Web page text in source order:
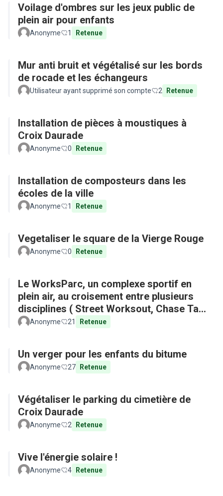
Voilage d'ombres sur les jeux public de
plein air pour enfants
Anonyme 1 Retenue
Mur anti bruit et végétalisé sur les bords
de rocade et les échangeurs
Utilisateur ayant supprimé son compte 2 Retenue
Installation de pièces à moustiques à
Croix Daurade
Anonyme 0 Retenue
Installation de composteurs dans les
écoles de la ville
Anonyme 1 Retenue
Vegetaliser le square de la Vierge Rouge
Anonyme 0 Retenue
Le WorksParc, un complexe sportif en
plein air, au croisement entre plusieurs
disciplines ( Street Worksout, Chase Tag,
Parkour)
Anonyme 21 Retenue
Un verger pour les enfants du bitume
Anonyme 27 Retenue
Végétaliser le parking du cimetière de
Croix Daurade
Anonyme 2 Retenue
Vive l'énergie solaire !
Anonyme 4 Retenue